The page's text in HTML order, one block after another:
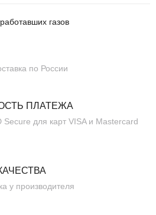
газов
по России
ПЛАТЕЖА
Secure для карт VISA и Mastercard
у производителя